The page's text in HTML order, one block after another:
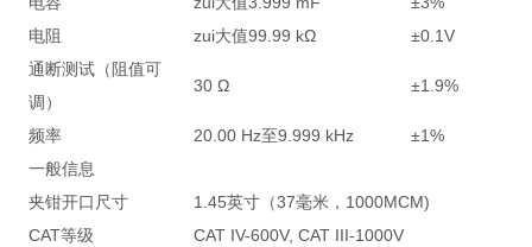
电阻
zui大值99.99 kΩ
±0.1V
通断测试（阻值可
调）
30 Ω ±1.9%
频率 20.00 Hz至9.999 kHz
±1%
一般信息
夹钳开口尺寸
1.45英寸（37毫米，1000MCM)
CAT等级
CAT IV-600V, CAT III-1000V